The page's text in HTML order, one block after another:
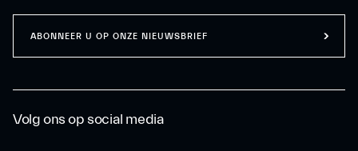
Volg ons op social media
ABONNEER U OP ONZE NIEUWSBRIEF